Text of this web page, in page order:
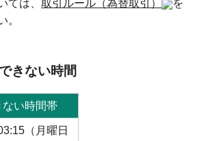
ては、 取引ルール（為替取引）
を
。
きない時間
い時間帯
（月曜日